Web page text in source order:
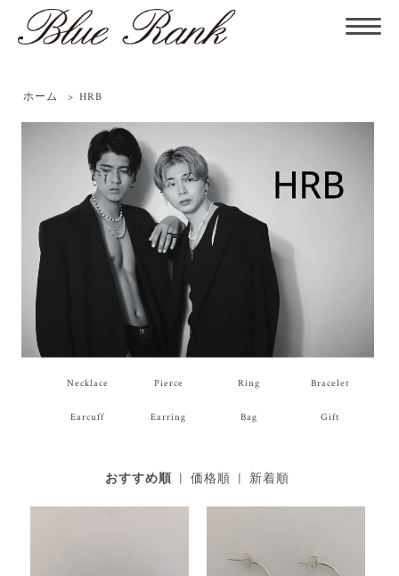
ホーム > HRB
Necklace Pierce Ring Bracelet
Earcuff Earring Bag Gift
おすすめ順 |価格順 |新着順